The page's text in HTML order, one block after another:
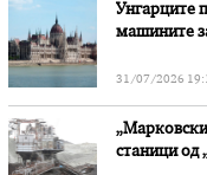
Унгарците
машините
31/07/2026
станици од